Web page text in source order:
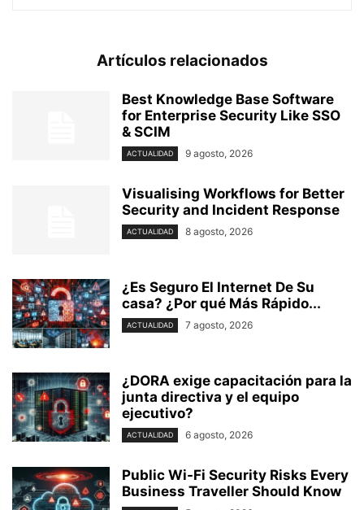
Artículos relacionados
Best Knowledge Base Software
for Enterprise Security Like SSO
& SCIM
ACTUALIDAD 9 agosto, 2026
Visualising Workflows for Better
Security and Incident Response
ACTUALIDAD 8 agosto, 2026
¿Es Seguro El Internet De Su
casa? ⁢¿Por qué Más Rápido...
ACTUALIDAD 7 agosto, 2026
¿DORA exige capacitación para la
junta directiva y el equipo
ejecutivo?
ACTUALIDAD 6 agosto, 2026
Public Wi-Fi Security Risks Every
Business Traveller Should Know